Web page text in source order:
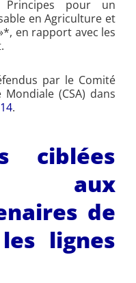
pour un
en Agriculture et
en rapport avec les
par le Comité
(CSA) dans
.
ciblées
aux
de
lignes